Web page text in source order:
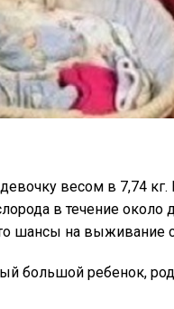
весом в 7,74 кг.
в течение около
шансы на выживание
большой ребенок,